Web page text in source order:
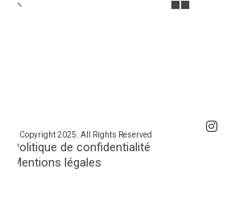
© Copyright 2025. All Rights Reserved
Politique de confidentialité
Mentions légales